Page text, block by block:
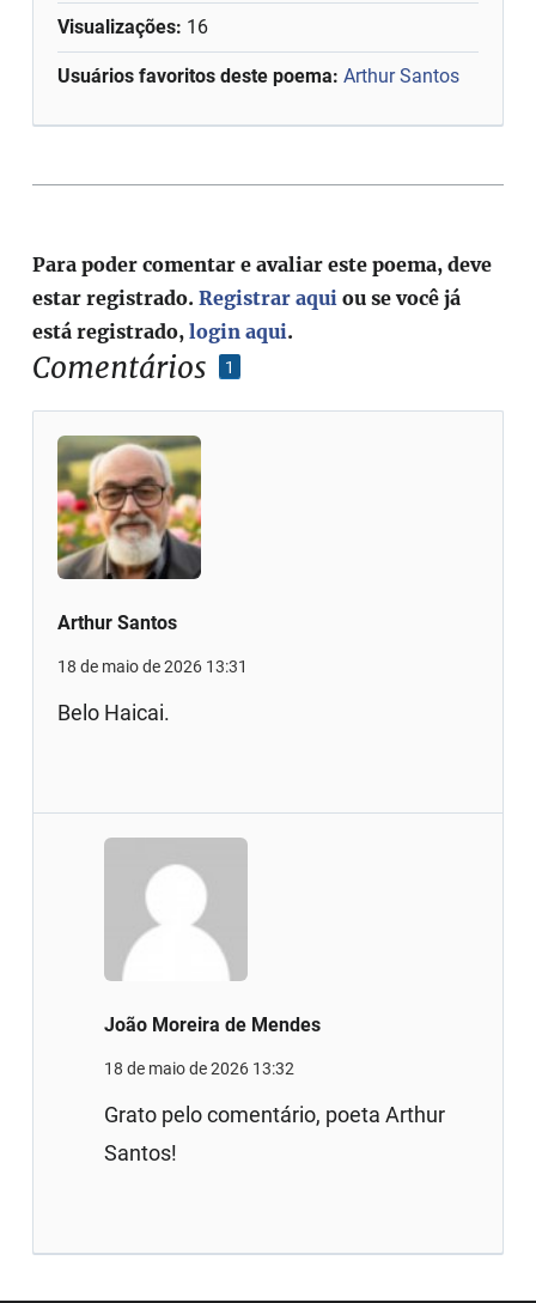
Visualizações: 16
Usuários favoritos deste poema: Arthur Santos
Comentários 1
Arthur Santos
18 de maio de 2026 13:31
Belo Haicai.
João Moreira de Mendes
18 de maio de 2026 13:32
Grato pelo comentário, poeta Arthur
Santos!
Para poder comentar e avaliar este poema, deve
estar registrado.Registrar aqui ou se você já
está registrado,login aqui.